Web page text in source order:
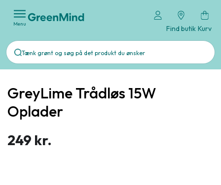
Menu
Find butik Kurv
GreyLime Trådløs 15W
Oplader
249 kr.